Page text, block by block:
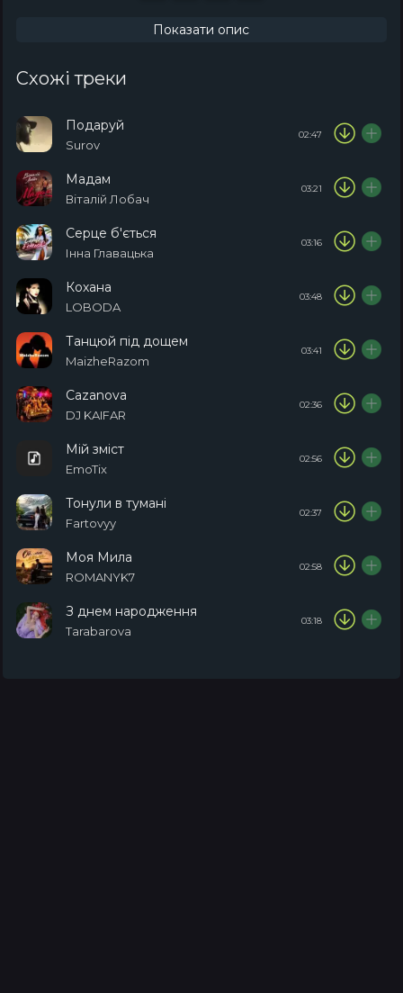
Показати опис
Схожі треки
Подаруй
Surov
02:47
Мадам
Віталій Лобач
03:21
Серце б'ється
Інна Главацька
03:16
Кохана
LOBODA
03:48
Танцюй під дощем
MaizheRazom
03:41
Cazanova
DJ KAIFAR
02:36
Мій зміст
EmoTix
02:56
Тонули в тумані
Fartovyy
02:37
Моя Мила
ROMANYK7
02:58
З днем народження
Tarabarova
03:18